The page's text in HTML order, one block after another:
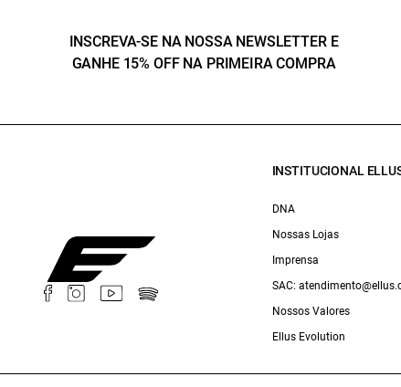
INSCREVA-SE NA NOSSA NEWSLETTER E
GANHE 15% OFF NA PRIMEIRA COMPRA
INSTITUCIONAL
DNA
Nossas Lojas
Imprensa
SAC:
Nossos Valores
Ellus Evolution